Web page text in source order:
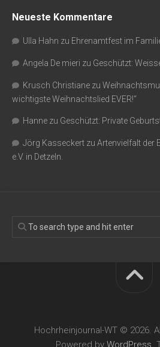
Neueste Kommentare
Ulla Hahn zu Ehrenamtfest im
Angela De mieri zu Geschützt:
Krusch Christiane zu
wichtigste Weihnachtslied EVER!“
Hanne zu Geschützt: Private
Jörg Kasseckert zu Artenvielfalt der
e.V. in Detzeln.
Hochrheinjournal-WT © 2026.
Powered by WordPress